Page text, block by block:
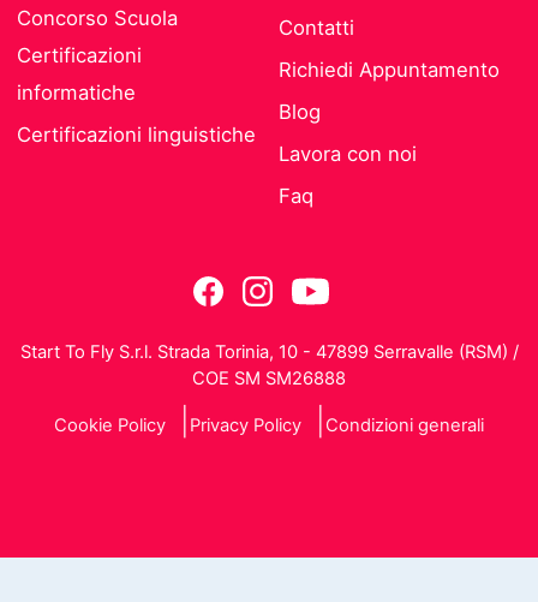
Concorso Scuola
Certificazioni
informatiche
Certificazioni linguistiche
Contatti
Richiedi Appuntamento
Blog
Lavora con noi
Faq
Start To Fly S.r.l. Strada Torinia, 10 - 47899 Serravalle (RSM) /
COE SM SM26888
Cookie Policy Privacy Policy Condizioni generali